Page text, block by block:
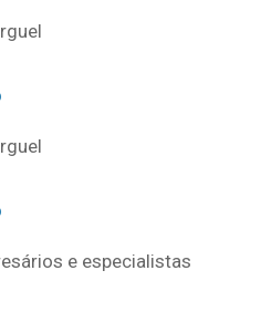
e especialistas